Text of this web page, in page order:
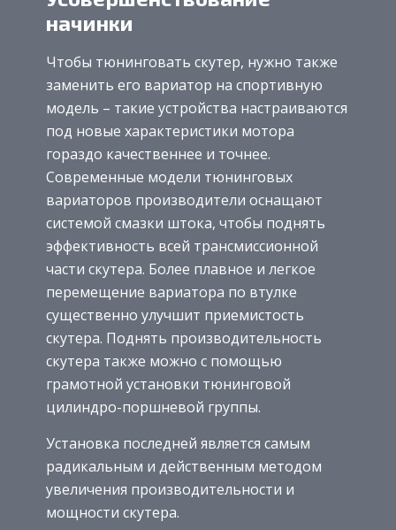
начинки
Чтобы тюнинговать скутер, нужно также
заменить его вариатор на спортивную
модель – такие устройства настраиваются
под новые характеристики мотора
гораздо качественнее и точнее.
Современные модели тюнинговых
вариаторов производители оснащают
системой смазки штока, чтобы поднять
эффективность всей трансмиссионной
части скутера. Более плавное и легкое
перемещение вариатора по втулке
существенно улучшит приемистость
скутера. Поднять производительность
скутера также можно с помощью
грамотной установки тюнинговой
цилиндро-поршневой группы.
Установка последней является самым
радикальным и действенным методом
увеличения производительности и
мощности скутера.